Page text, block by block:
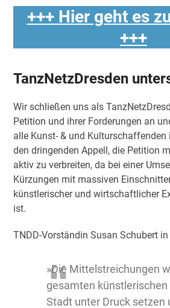
+++ Hier geht es
+++
TanzNetzDresden
Wir schließen uns als
Petition und ihrer Forderungen an
alle Kunst- & und Kulturschaffenden
den dringenden Appell, die Petition
aktiv zu verbreiten, da bei einer
Kürzungen mit massiven
künstlerischer und wirtschaftlicher
ist.
TNDD-Vorständin Susan Schubert
»Die Mittelstreichungen
gesamten
Stadt unter Druck setzen